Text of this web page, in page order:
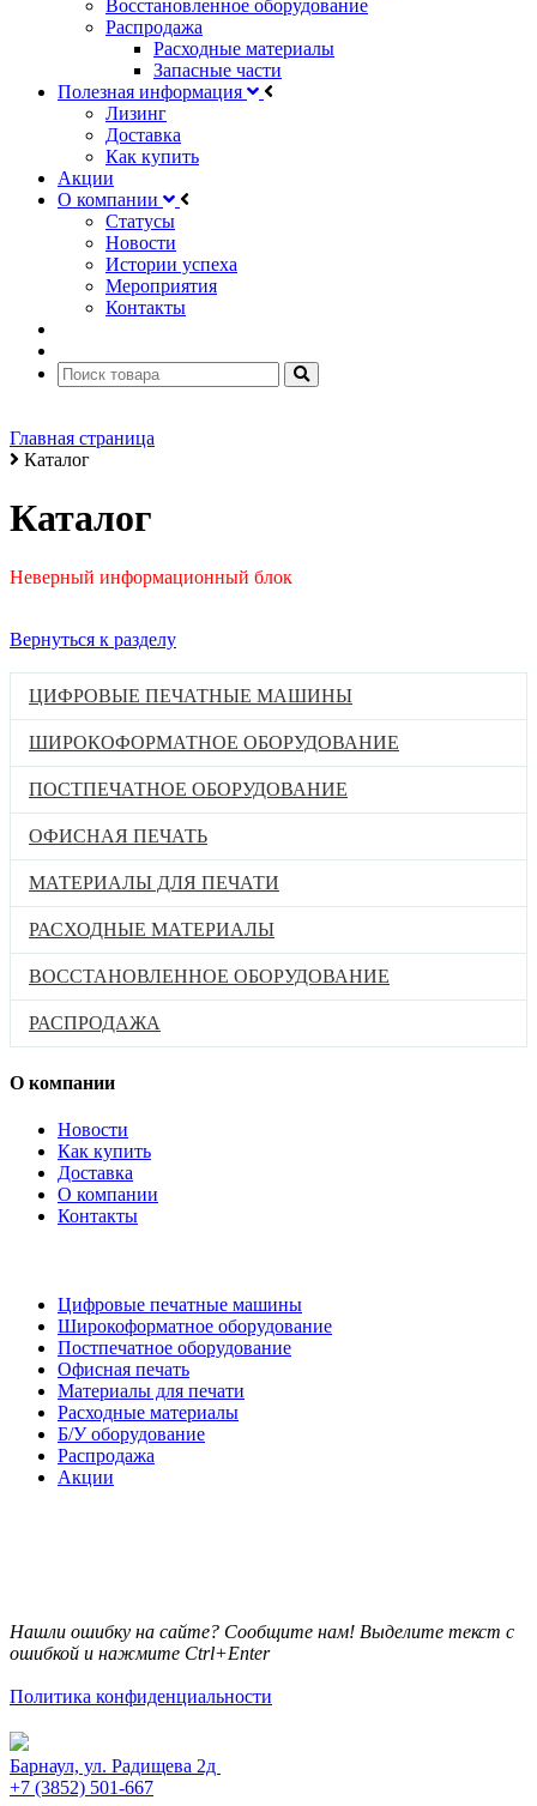
Восстановленное оборудование
Распродажа
Расходные материалы
Запасные части
Полезная информация
Лизинг
Доставка
Как купить
Акции
О компании
Статусы
Новости
Истории успеха
Мероприятия
Контакты
Главная страница
Каталог
Каталог
Неверный информационный блок
Вернуться к разделу
ЦИФРОВЫЕ ПЕЧАТНЫЕ МАШИНЫ
ШИРОКОФОРМАТНОЕ ОБОРУДОВАНИЕ
ПОСТПЕЧАТНОЕ ОБОРУДОВАНИЕ
ОФИСНАЯ ПЕЧАТЬ
МАТЕРИАЛЫ ДЛЯ ПЕЧАТИ
РАСХОДНЫЕ МАТЕРИАЛЫ
ВОССТАНОВЛЕННОЕ ОБОРУДОВАНИЕ
РАСПРОДАЖА
О компании
Новости
Как купить
Доставка
О компании
Контакты
Цифровые печатные машины
Широкоформатное оборудование
Постпечатное оборудование
Офисная печать
Материалы для печати
Расходные материалы
Б/У оборудование
Распродажа
Акции
Нашли ошибку на сайте? Сообщите нам! Выделите текст с
ошибкой и нажмите Ctrl+Enter
Политика конфиденциальности
Барнаул, ул. Радищева 2д
+7 (3852) 501-667